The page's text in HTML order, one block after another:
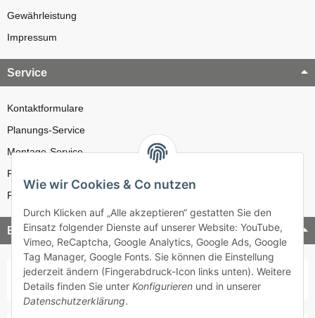
Gewährleistung
Impressum
Service
Kontaktformulare
Planungs-Service
Montage-Service
Reparatur-Service
Retouren-Service
Bezahlung & Versand
Wie wir Cookies & Co nutzen
Durch Klicken auf „Alle akzeptieren“ gestatten Sie den
Einsatz folgender Dienste auf unserer Website: YouTube,
Vimeo, ReCaptcha, Google Analytics, Google Ads, Google
Tag Manager, Google Fonts. Sie können die Einstellung
jederzeit ändern (Fingerabdruck-Icon links unten). Weitere
Details finden Sie unter Konfigurieren und in unserer
Datenschutzerklärung.